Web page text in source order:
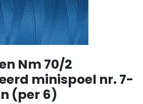
Nm 70/2
minispoel nr. 7-
(per 6)